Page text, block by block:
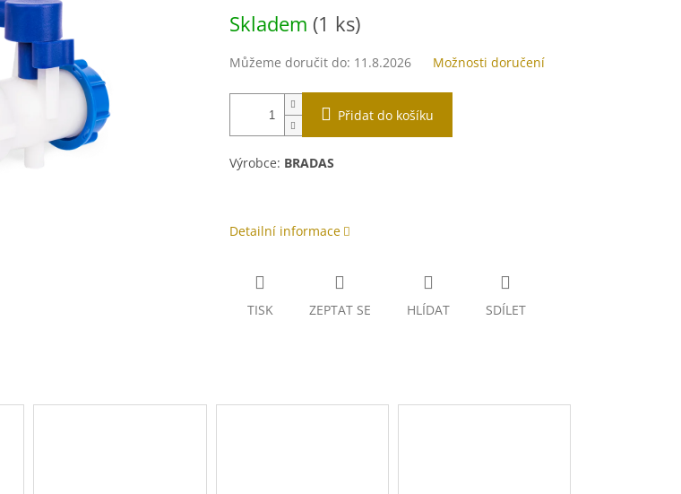
cena:
Skladem (1 ks)
Můžeme doručit do: 11.8.2026 Možnosti doručení
Přidat do košíku
Výrobce: BRADAS
Detailní informace
TISK ZEPTAT SE HLÍDAT SDÍLET